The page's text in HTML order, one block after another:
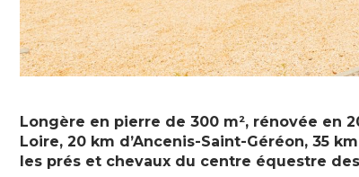
Longère en pierre de 300 m², rénovée en
Loire, 20 km d’Ancenis-Saint-Géréon, 35
les prés et chevaux du centre équestre